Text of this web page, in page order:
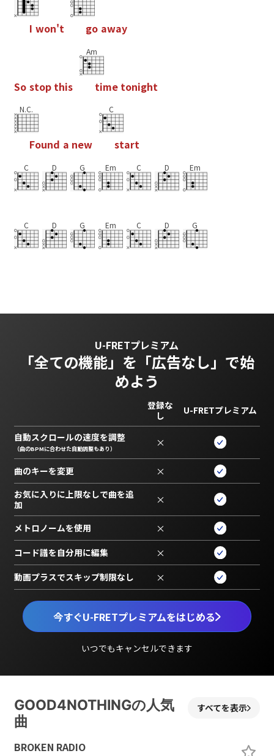
I won't go away
So stop this
Am
time tonight
N.C.
Found a new
C
start
C D G Em C D Em
C D G Em C D G
U-FRETプレミアム
「全ての機能」を 「広告なし」で始
めよう
今すぐU-FRETプレミアムをはじめる
いつでもキャンセルできます
登録な
し
U-FRETプレミアム
自動スクロールの速度を調整
（曲のBPMに合わせた自動調整もあり） ×
曲のキーを変更 ×
お気に入りに上限なしで曲を追
加
×
メトロノームを使用 ×
コード譜を自分用に編集 ×
動画プラスでスキップ制限なし ×
GOOD4NOTHINGの人気
曲
すべてを表示
BROKEN RADIO